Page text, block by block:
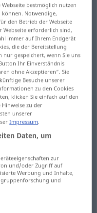
antippen)
FIG
bestmöglich nutzen
Notwendige,
den Betrieb der Webseite
Webseite erforderlich sind,
immer auf Ihrem Endgerät
die der Bereitstellung
gespeichert, wenn Sie uns
Ihr Einverständnis
ohne Akzeptieren“. Sie
Besuche unserer
zu den Cookies
klicken Sie einfach auf den
zu der
unserer
Impressum.
Daten, um
zur
und/oder Zugriff auf
Werbung und Inhalte,
und